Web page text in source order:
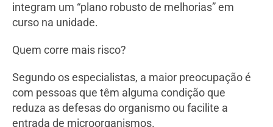
integram um “plano robusto de melhorias” em
curso na unidade.
Quem corre mais risco?
Segundo os especialistas, a maior preocupação é
com pessoas que têm alguma condição que
reduza as defesas do organismo ou facilite a
entrada de microorganismos.